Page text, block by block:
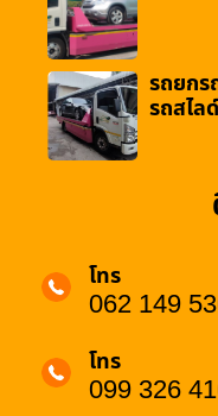
รถยกร
รถสไล
โทร
062 149
โทร
099 326